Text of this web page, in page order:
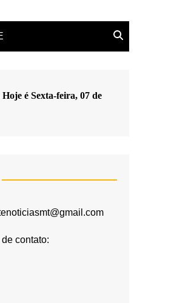
Hoje é Sexta-feira, 07 de
contato: